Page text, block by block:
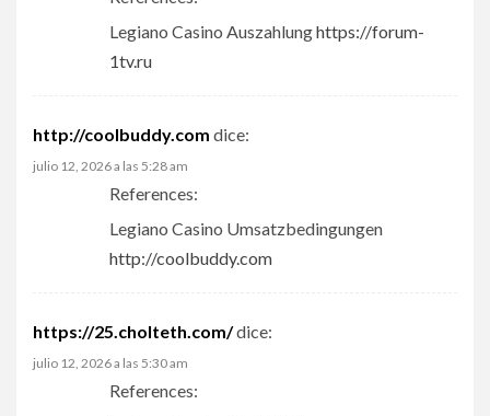
Legiano Casino Auszahlunghttps://forum-
1tv.ru
http://coolbuddy.com dice:
julio 12, 2026 a las 5:28 am
References:
Legiano Casino Umsatzbedingungen
http://coolbuddy.com
https://25.cholteth.com/dice:
julio 12, 2026 a las 5:30 am
References: